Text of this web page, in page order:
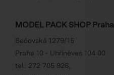
MODEL PACK SHOP Praha
Bečovská 1279/15
Praha 10 - Uhříněves 104 00
tel.: 272 705 926